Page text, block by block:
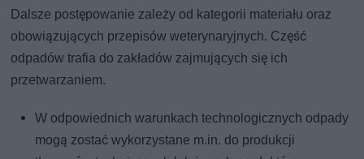
Dalsze postępowanie zależy od kategorii materiału oraz
obowiązujących przepisów weterynaryjnych. Część
odpadów trafia do zakładów zajmujących się ich
przetwarzaniem.
W odpowiednich warunkach technologicznych odpady
mogą zostać wykorzystane m.in. do produkcji